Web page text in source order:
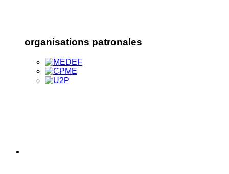
organisations patronales